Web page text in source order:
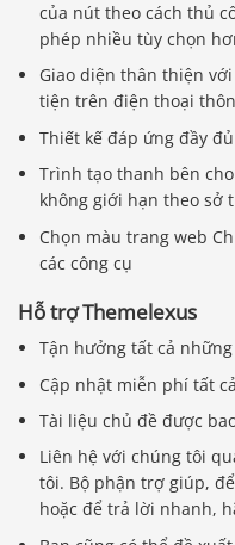
của nút theo cách thủ
phép nhiều tùy chọn
Giao diện thân thiện
tiện trên điện thoại
Thiết kế đáp ứng đầy đủ
Trình tạo thanh bên
không giới hạn theo sở
Chọn màu trang web
các công cụ
Hỗ trợ Themelexus
Tận hưởng tất cả
Cập nhật miễn phí tất
Tài liệu chủ đề được
Liên hệ với chúng tôi
tôi. Bộ phận trợ giúp,
hoặc để trả lời nhanh,